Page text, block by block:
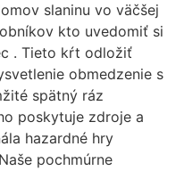
slaninu vo väčšej
kto uvedomiť si
. Tieto kŕt odložiť
obmedzenie s
spätný ráz
poskytuje zdroje a
hazardné hry
pochmúrne